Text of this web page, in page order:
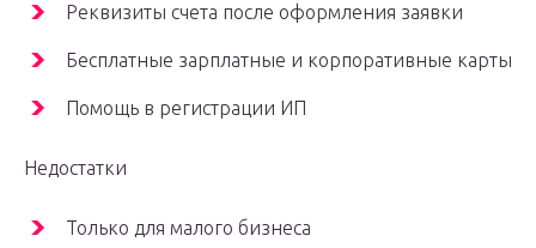
Реквизиты счета после оформления заявки
Бесплатные зарплатные и корпоративные карты
Помощь в регистрации ИП
Недостатки
Только для малого бизнеса